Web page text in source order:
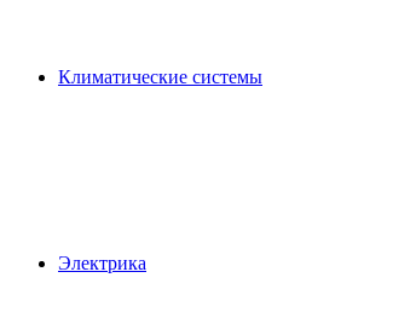
Климатические системы
Электрика